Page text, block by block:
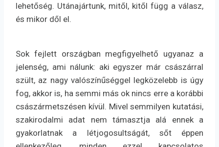
lehetőség. Utánajártunk, mitől, kitől függ a válasz,
és mikor dől el.
Sok fejlett országban megfigyelhető ugyanaz a
jelenség, ami nálunk: aki egyszer már császárral
szült, az nagy valószínűséggel legközelebb is úgy
fog, akkor is, ha semmi más ok nincs erre a korábbi
császármetszésen kívül. Mivel semmilyen kutatási,
szakirodalmi adat nem támasztja alá ennek a
gyakorlatnak a létjogosultságát, sőt éppen